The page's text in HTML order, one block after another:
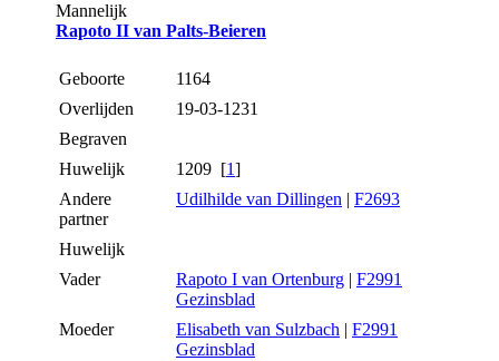
Mannelijk
Rapoto II van Palts-Beieren
Geboorte
1164
Overlijden
19-03-1231
Begraven
Huwelijk
1209 [1]
Andere
partner
Udilhilde van Dillingen | F2693
Huwelijk
Vader
Rapoto I van Ortenburg | F2991
Gezinsblad
Moeder
Elisabeth van Sulzbach | F2991
Gezinsblad